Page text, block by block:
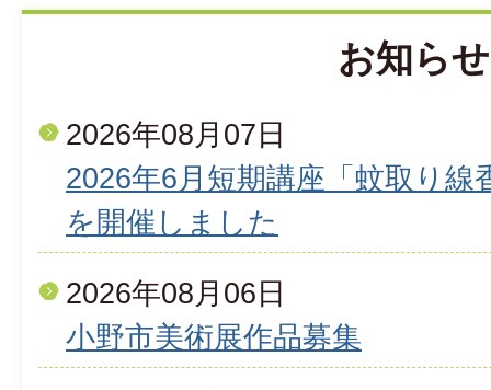
お知らせ
2026年08月07日
2026年6月短期講座「蚊取り
を開催しました
2026年08月06日
小野市美術展作品募集